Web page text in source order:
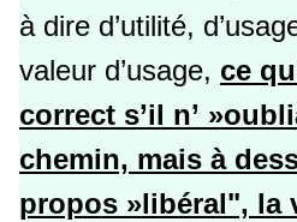
à dire d’utilité,
valeur d’usage, ce
correct s’il n’
chemin, mais à
propos »libéral", la